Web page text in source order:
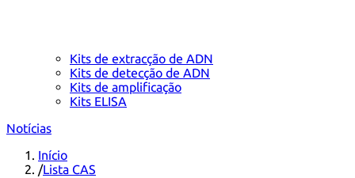
Kits de extracção de ADN
Kits de detecção de ADN
Kits de amplificação
Kits ELISA
Notícias
Início
/Lista CAS